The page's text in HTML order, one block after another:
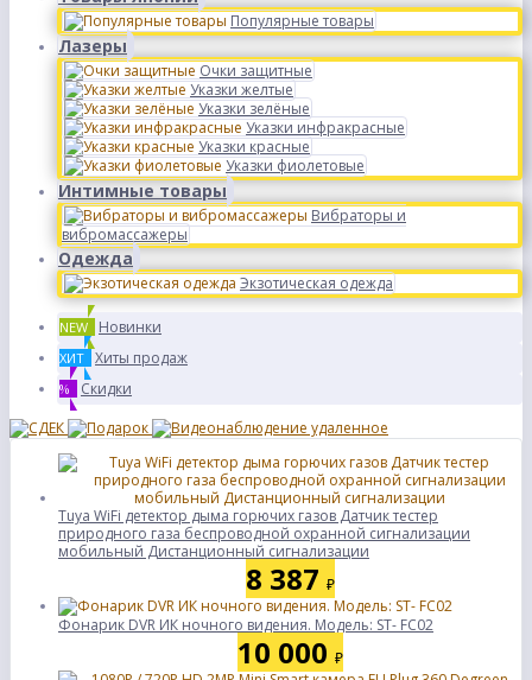
Популярные товары
Лазеры
Очки защитные
Указки желтые
Указки зелёные
Указки инфракрасные
Указки красные
Указки фиолетовые
Интимные товары
Вибраторы и
вибромассажеры
Одежда
Экзотическая одежда
NEW Новинки
ХИТ Хиты продаж
% Скидки
Tuya WiFi детектор дыма горючих газов Датчик тестер
природного газа беспроводной охранной сигнализации
мобильный Дистанционный сигнализации
8 387 ₽
Фонарик DVR ИК ночного видения. Модель: ST- FC02
10 000 ₽